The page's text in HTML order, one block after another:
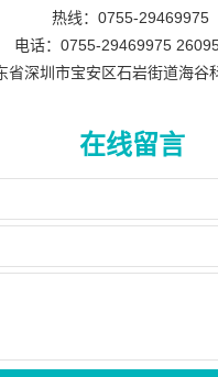
热线：0755-29469975
电话：0755-29469975
省深圳市宝安区石岩街道海谷
在线留言